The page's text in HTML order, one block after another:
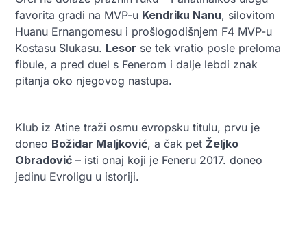
favorita gradi na MVP-u Kendriku Nanu, silovitom
Huanu Ernangomesu i prošlogodišnjem F4 MVP-u
Kostasu Slukasu. Lesor se tek vratio posle preloma
fibule, a pred duel s Fenerom i dalje lebdi znak
pitanja oko njegovog nastupa.
Klub iz Atine traži osmu evropsku titulu, prvu je
doneo Božidar Maljković, a čak pet Željko
Obradović – isti onaj koji je Feneru 2017. doneo
jedinu Evroligu u istoriji.